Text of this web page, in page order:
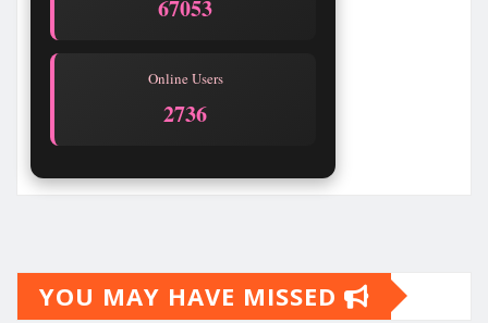
67054
Online Users
2741
YOU MAY HAVE MISSED